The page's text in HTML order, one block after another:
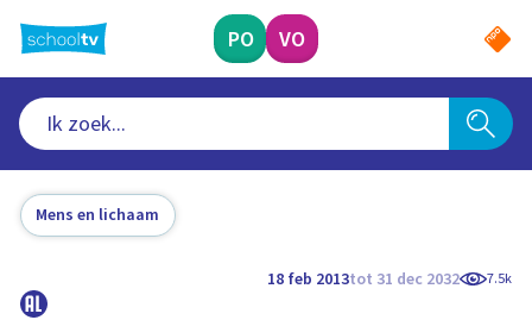
naar
hoofdinhoud
PO VO
Mens en lichaam
18 feb 2013tot 31 dec 2032 7.5k